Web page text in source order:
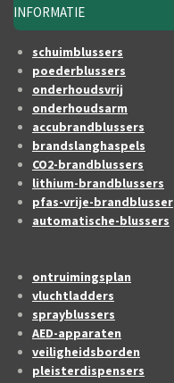
INFORMATIE
schuimblussers
poederblussers
onderhoudsvrij
onderhoudsarm
accubrandblussers
brandslanghaspels
CO2-brandblussers
lithium-brandblussers
pfas-vrije-brandblusser
automatische-blussers
ontruimingsplan
vluchtladders
sprayblussers
AED-apparaten
veiligheidsborden
pleisterdispensers